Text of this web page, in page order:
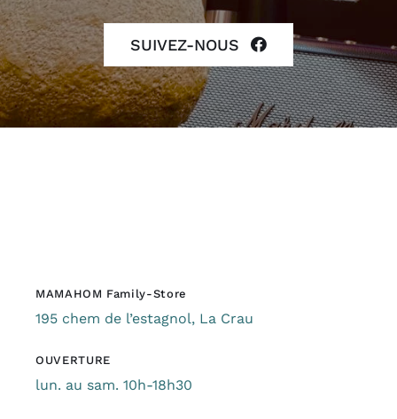
SUIVEZ-NOUS
MAMAHOM Family-Store
195 chem de l’estagnol, La Crau
OUVERTURE
lun. au sam. 10h-18h30